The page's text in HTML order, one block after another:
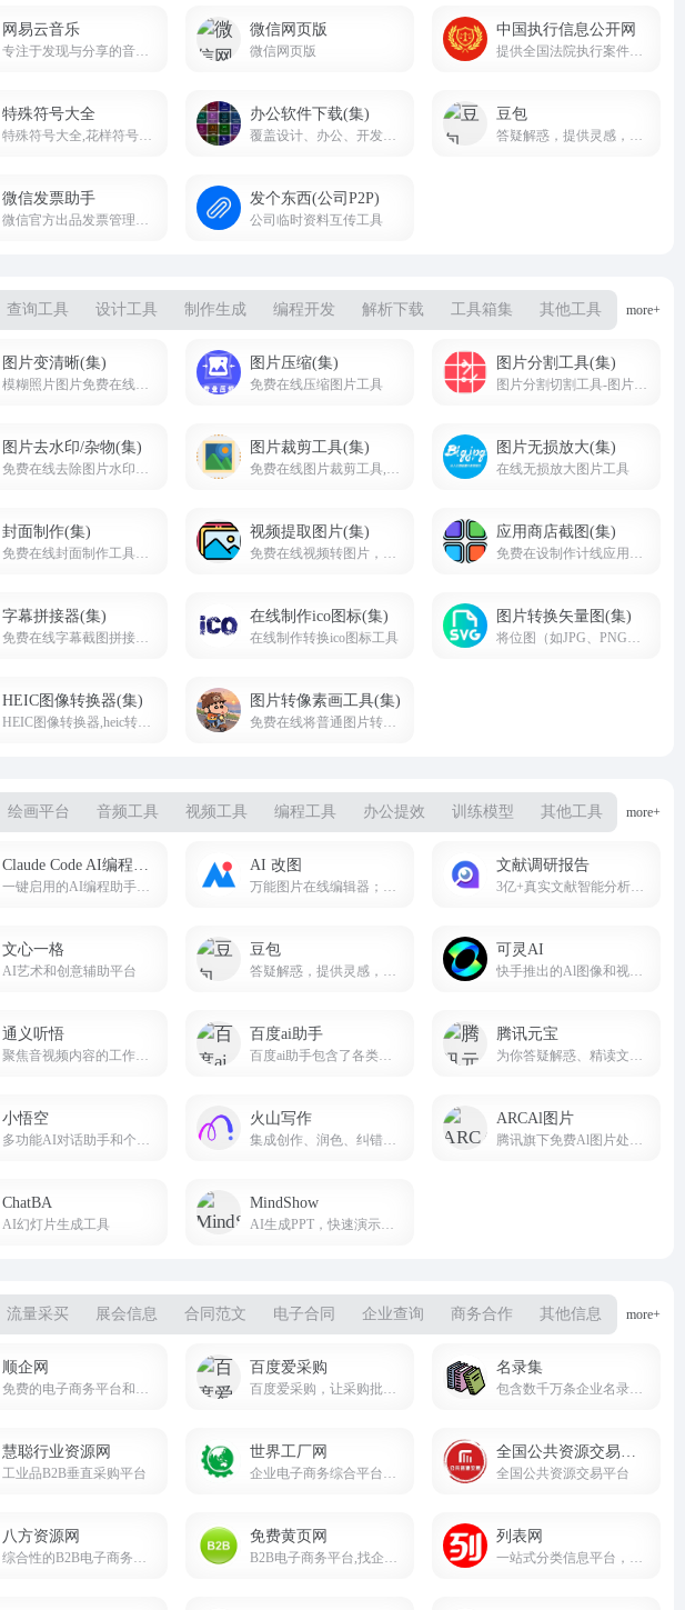
网易云音乐 微信网页版
微信网页版
中国执行信息公开网
提供全国法院执行案件的相关信息查询服务
特殊符号大全 办公软件下载(集)
覆盖设计、办公、开发、工业、理科、装机工具等全品类软件，版本齐全、教程配套、下载便捷
豆包
微信发票助手 发个东西(公司P2P)
公司临时资料互传工具
查询工具 设计工具 制作生成 编程开发 解析下载 工具箱集 其他工具 more+
图片变清晰(集) 图片压缩(集)
免费在线压缩图片工具
图片分割工具(集)
图片分割切割工具-图片在线切割分割制作工具网站
图片去水印/杂物(集) 图片裁剪工具(集) 图片无损放大(集)
在线无损放大图片工具
封面制作(集) 视频提取图片(集) 应用商店截图(集)
字幕拼接器(集) 在线制作ico图标(集)
在线制作转换ico图标工具
图片转换矢量图(集)
HEIC图像转换器(集) 图片转像素画工具(集)
免费在线将普通图片转换为像素风格图像
绘画平台 音频工具 视频工具 编程工具 办公提效 训练模型 其他工具 more+
AI 改图 文献调研报告
3亿+真实文献智能分析，一键生成任何类型的文章！
文心一格
AI艺术和创意辅助平台
豆包 可灵AI
快手推出的Al图像和视频创作平台
通义听悟 百度ai助手
百度ai助手包含了各类热门应用，AI绘画，角色，创作，智能专家，娱乐，职场，命理，情感，学习等。
腾讯元宝
小悟空 火山写作 ARCAl图片
ChatBA
AI幻灯片生成工具
MindShow
AI生成PPT，快速演示你的想法
流量采买 展会信息 合同范文 电子合同 企业查询 商务合作 其他信息 more+
顺企网 百度爱采购
百度爱采购，让采购批发变得更简单。
名录集
包含数千万条企业名录、供求信息，由众多子网站构成
慧聪行业资源网
工业品B2B垂直采购平台
世界工厂网
全国公共资源交易平台
八方资源网 免费黄页网 列表网